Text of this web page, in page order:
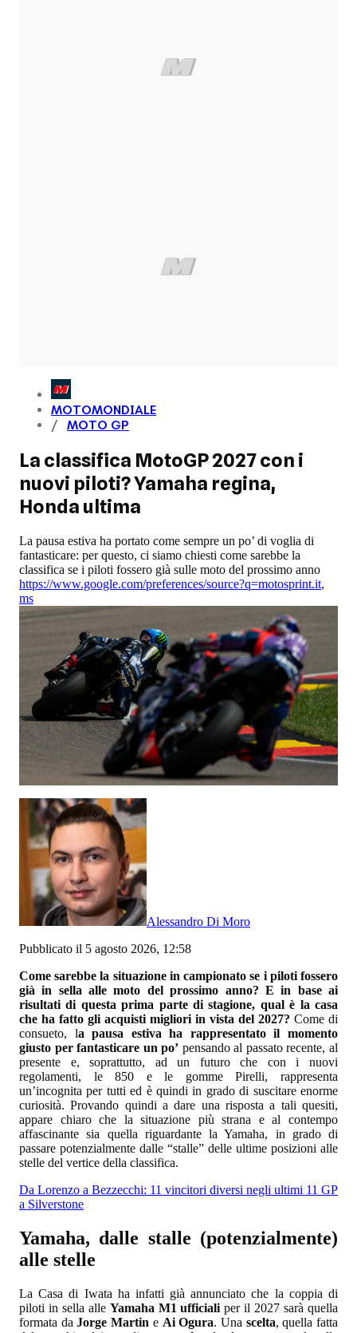
MOTOMONDIALE
MOTO GP
La classifica MotoGP 2027 con i
nuovi piloti? Yamaha regina,
Honda ultima
La pausa estiva ha portato come sempre un po’ di voglia di
fantasticare: per questo, ci siamo chiesti come sarebbe la
classifica se i piloti fossero già sulle moto del prossimo anno
https://www.google.com/preferences/source?q=motosprint.it,
ms
Alessandro Di Moro
Pubblicato il 5 agosto 2026, 12:58
Come sarebbe la situazione in campionato se i piloti fossero
già in sella alle moto del prossimo anno? E in base ai
risultati di questa prima parte di stagione, qual è la casa
che ha fatto gli acquisti migliori in vista del 2027? Come di
consueto, la pausa estiva ha rappresentato il momento
giusto per fantasticare un po’ pensando al passato recente, al
presente e, soprattutto, ad un futuro che con i nuovi
regolamenti, le 850 e le gomme Pirelli, rappresenta
un’incognita per tutti ed è quindi in grado di suscitare enorme
curiosità. Provando quindi a dare una risposta a tali quesiti,
appare chiaro che la situazione più strana e al contempo
affascinante sia quella riguardante la Yamaha, in grado di
passare potenzialmente dalle “stalle” delle ultime posizioni alle
stelle del vertice della classifica.
Da Lorenzo a Bezzecchi: 11 vincitori diversi negli ultimi 11 GP
a Silverstone
Yamaha, dalle stalle (potenzialmente)
alle stelle
La Casa di Iwata ha infatti già annunciato che la coppia di
piloti in sella alle Yamaha M1 ufficiali per il 2027 sarà quella
formata daJorge Martin e Ai Ogura. Una scelta, quella fatta